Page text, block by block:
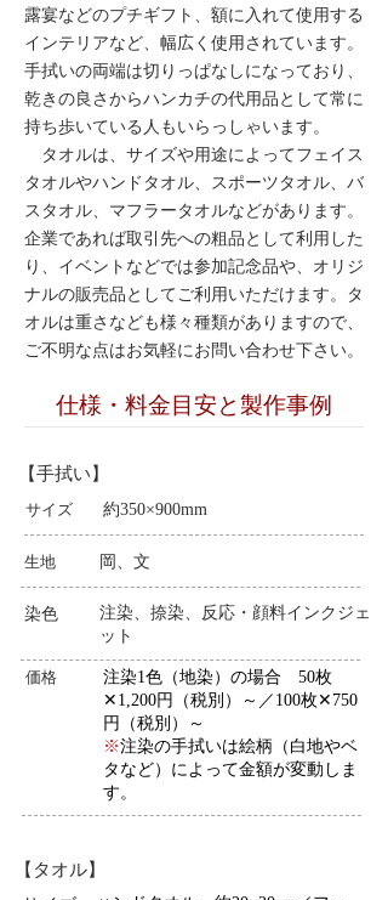
露宴などのプチギフト、額に入れて使用する
インテリアなど、幅広く使用されています。
手拭いの両端は切りっぱなしになっており、
乾きの良さからハンカチの代用品として常に
持ち歩いている人もいらっしゃいます。
タオルは、サイズや用途によってフェイス
タオルやハンドタオル、スポーツタオル、バ
スタオル、マフラータオルなどがあります。
企業であれば取引先への粗品として利用した
り、イベントなどでは参加記念品や、オリジ
ナルの販売品としてご利用いただけます。タ
オルは重さなども様々種類がありますので、
ご不明な点はお気軽にお問い合わせ下さい。
仕様・料金目安と製作事例
【手拭い】
サイズ 約350×900mm
生地 岡、文
染色
注染、捺染、反応・顔料インクジェ
ット
価格
注染1色（地染）の場合 50枚
✕1,200円（税別）～／100枚✕750
円（税別）～
※注染の手拭いは絵柄（白地やベ
タなど）によって金額が変動しま
す。
【タオル】